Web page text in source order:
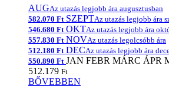
AUGAz utazás legjobb ára augusztusban
582.070 Ft SZEPTAz utazás legjobb ára
546.680 Ft OKTAz utazás legjobb ára
557.830 Ft NOVAz utazás legolcsóbb ára
512.180 Ft DECAz utazás legjobb ára
550.890 Ft JAN FEBR MÁRC ÁPR
512.179 Ft
BŐVEBBEN